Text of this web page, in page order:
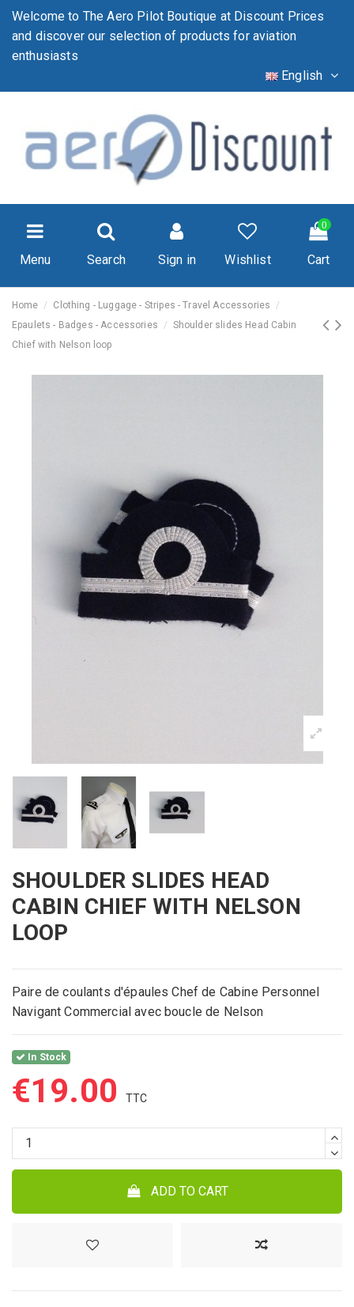
Welcome to The Aero Pilot Boutique at Discount Prices
and discover our selection of products for aviation
enthusiasts
English
Menu Search Sign in Wishlist
0
Cart
Home
Clothing - Luggage - Stripes - Travel Accessories
Epaulets - Badges - Accessories
Shoulder slides Head Cabin
Chief with Nelson loop
SHOULDER SLIDES HEAD
CABIN CHIEF WITH NELSON
LOOP
Paire de coulants d'épaules Chef de Cabine Personnel
Navigant Commercial avec boucle de Nelson
In Stock
€19.00
ADD TO CART